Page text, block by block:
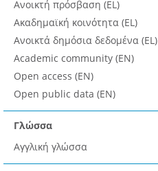
Ανοικτή πρόσβαση (EL)
Ακαδημαϊκή κοινότητα (EL)
Ανοικτά δημόσια δεδομένα (EL)
Academic community (EN)
Open access (EN)
Open public data (EN)
Γλώσσα
Αγγλική γλώσσα